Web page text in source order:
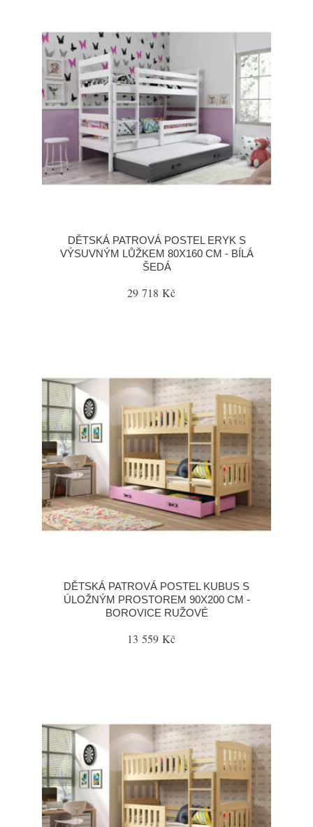
DĚTSKÁ PATROVÁ POSTEL ERYK S
VÝSUVNÝM LŮŽKEM 80X160 CM - BÍLÁ
ŠEDÁ
29 718 Kč
DĚTSKÁ PATROVÁ POSTEL KUBUS S
ÚLOŽNÝM PROSTOREM 90X200 CM -
BOROVICE RUŽOVÉ
13 559 Kč